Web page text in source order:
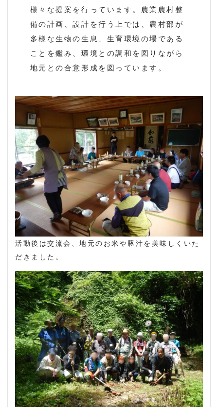
様々な提案を行っています。農業農村整
備の計画、設計を行う上では、農村部が
多様な生物の生息、生育環境の場である
ことを鑑み、環境との調和を図りながら
地元との合意形成を図っています。
活動後は交流会、地元のお米や豚汁を美味しくいた
だきました。